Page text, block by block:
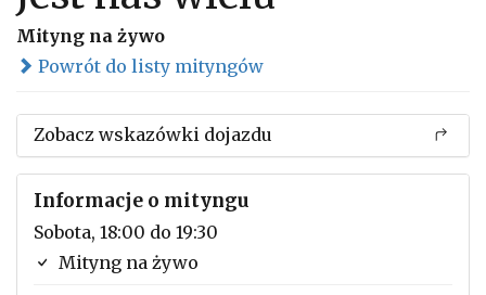
Mityng na żywo
Powrót do listy mityngów
Zobacz wskazówki dojazdu
Informacje o mityngu
Sobota, 18:00 do 19:30
Mityng na żywo